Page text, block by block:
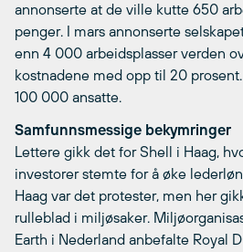
annonserte at de ville kutte 650
penger. I mars annonserte
enn 4 000 arbeidsplasser verden
kostnadene med opp til 20
100 000 ansatte.
Samfunnsmessige bekymringer
Lettere gikk det for Shell i Haag,
investorer stemte for å øke
Haag var det protester, men her
rulleblad i miljøsaker.
Earth i Nederland anbefalte Royal